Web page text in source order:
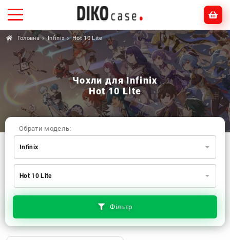
Головна Infinix Hot 10 Lite
Чохли для Infinix
Hot 10 Lite
Фільтр
Обрати модель:
Infinix
Xiaomi
Apple
Huawei
Realme
TECNO
ZTE
OnePlus
Motorola
Hot 10 Lite